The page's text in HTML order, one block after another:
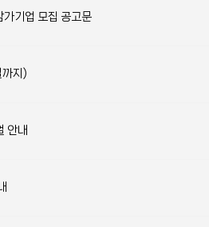
기업 모집 공고문
지)
안내